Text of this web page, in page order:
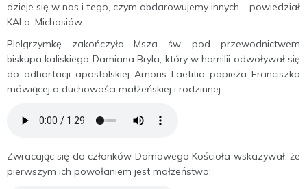
dzieje się w nas i tego, czym obdarowujemy innych – powiedział
KAI o. Michasiów.
Pielgrzymkę zakończyła Msza św. pod przewodnictwem
biskupa kaliskiego Damiana Bryla, który w homilii odwoływał się
do adhortacji apostolskiej Amoris Laetitia papieża Franciszka
mówiącej o duchowości małżeńskiej i rodzinnej:
Zwracając się do członków Domowego Kościoła wskazywał, że
pierwszym ich powołaniem jest małżeństwo: